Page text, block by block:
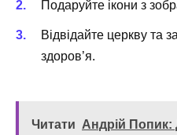
Подаруйте ікони з
Відвідайте церкву та
здоров’я.
Читати Андрій Попик: